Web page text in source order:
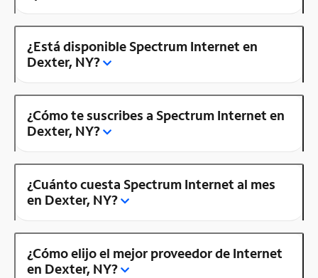
¿Está disponible Spectrum Internet en
Dexter, NY?
¿Cómo te suscribes a Spectrum Internet en
Dexter, NY?
¿Cuánto cuesta Spectrum Internet al mes
en Dexter, NY?
¿Cómo elijo el mejor proveedor de Internet
en Dexter, NY?